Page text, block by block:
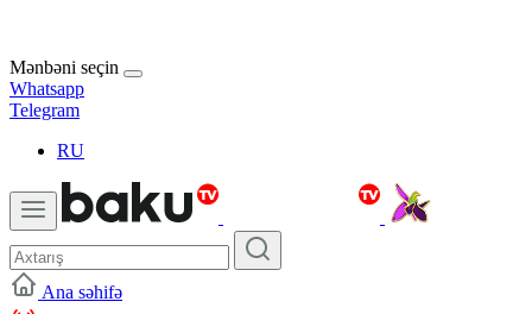
Mənbəni seçin
Whatsapp
Telegram
RU
Ana səhifə